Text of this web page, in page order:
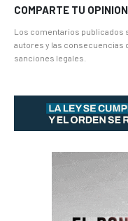
COMPARTE TU
Los comentarios publicados
autores y las consecuencias
sanciones legales.